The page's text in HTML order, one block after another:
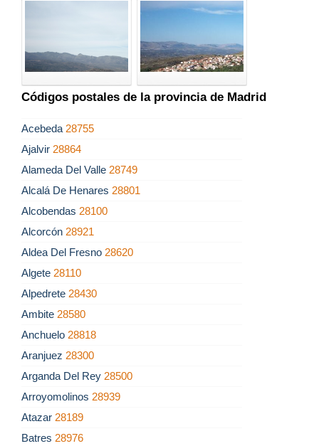
Códigos postales de la provincia de Madrid
Acebeda 28755
Ajalvir 28864
Alameda Del Valle 28749
Alcalá De Henares 28801
Alcobendas 28100
Alcorcón 28921
Aldea Del Fresno 28620
Algete 28110
Alpedrete 28430
Ambite 28580
Anchuelo 28818
Aranjuez 28300
Arganda Del Rey 28500
Arroyomolinos 28939
Atazar 28189
Batres 28976